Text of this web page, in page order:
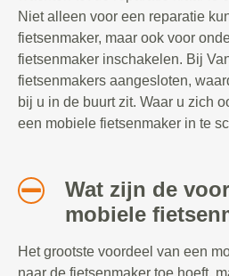
Niet alleen voor een reparatie
fietsenmaker, maar ook voor
fietsenmaker inschakelen. Bij
fietsenmakers aangesloten,
bij u in de buurt zit. Waar u zich
een mobiele fietsenmaker in te
Wat zijn de
mobiele
Het grootste voordeel van een
naar de fietsenmaker toe hoeft,